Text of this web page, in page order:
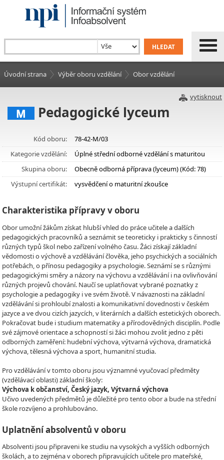
Úvodní strana Výběr oboru vzdělání Obor vzdělání
vytisknout
M Pedagogické lyceum
Kód oboru:
78-42-M/03
Kategorie vzdělání:
Úplné střední odborné vzdělání s maturitou
Skupina oboru:
Obecně odborná příprava (lyceum) (Kód: 78)
Výstupní certifikát:
vysvědčení o maturitní zkoušce
Charakteristika přípravy v oboru
Obor umožní žákům získat hlubší vhled do práce učitele a dalších
pedagogických pracovníků a seznámit se teoreticky i prakticky s činností
různých typů škol nebo zařízení volného času. Žáci získají základní
vědomosti o výchově a vzdělávání člověka, jeho psychických a sociálních
potřebách, o přínosu pedagogiky a psychologie. Seznámí se s různými
pedagogickými směry a názory na výchovu a vzdělávání i na ovlivňování
různých projevů chování. Naučí se uplatňovat vybrané poznatky z
psychologie a pedagogiky i ve svém životě. V návaznosti na základní
vzdělávání si prohloubí znalosti a komunikativní dovednosti v českém
jazyce a ve dvou cizích jazycích, v literárních a dalších estetických oborech.
Pokračovat bude i studium matematiky a přírodovědných disciplín. Podle
své zájmové orientace a schopností si žáci mohou zvolit jedno z pěti
odborných zaměření: hudební výchova, výtvarná výchova, dramatická
výchova, tělesná výchova a sport, humanitní studia.
Pro vzdělávání v tomto oboru jsou významné vyučovací předměty
(vzdělávací oblasti) základní školy:
Výchova k občanství, Český jazyk, Výtvarná výchova
Učivo uvedených předmětů je důležité pro tento obor a bude na střední
škole rozvíjeno a prohlubováno.
Uplatnění absolventů v oboru
Absolventi jsou připraveni ke studiu na vysokých a vyšších odborných
školách, a to zejména v oborech připravujících učitele pro mateřské,